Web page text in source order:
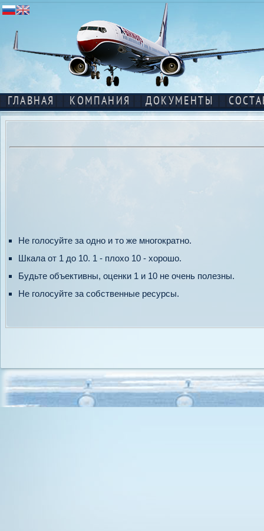
ГЛАВНАЯ КОМПАНИЯ ДОКУМЕНТЫ
Не голосуйте за одно и то же многократно.
Шкала от 1 до 10. 1 - плохо 10 - хорошо.
Будьте объективны, оценки 1 и 10 не очень полезны.
Не голосуйте за собственные ресурсы.